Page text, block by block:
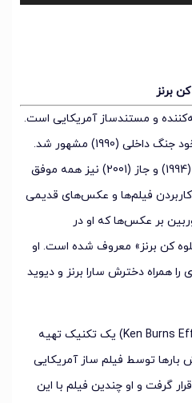
برنز
و تهیه‌کننده و مستندساز آمریکایی است.
او نخستین بار با فیلم مستند خود جنگ داخلی (1990) مشهور شد.
فیلم‌های بعدی او مانند بیسبال (1994) و جاز (2001) نیز همه موفق
فیلم‌ها و عکس‌های قدیمی
بر عکس‌ها که او در
کن برنز» معروف شده است. او
را همراه دخترش سارا برنز و دیوید
جلوهٔ کِن بِرنز (به انگلیسی: Ken Burns Effect) یک تکنیک تهیه
توسط فیلم ساز آمریکایی
گرفت و او چندین فیلم با این